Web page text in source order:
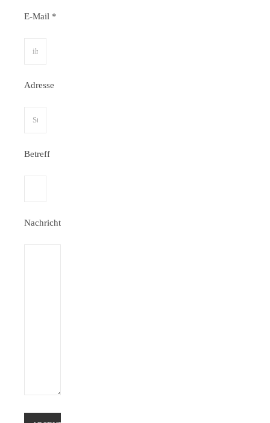
E-Mail *
Adresse
Betreff
Nachricht